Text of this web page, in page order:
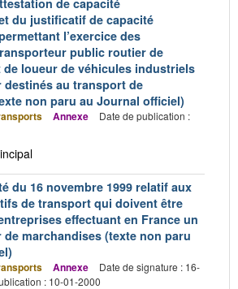
de capacité
du justificatif de capacité
l’exercice des
public routier de
de loueur de véhicules industriels
destinés au transport de
non paru au Journal officiel)
Annexe
Date de publication :
du 16 novembre 1999 relatif aux
de transport qui doivent être
effectuant en France un
marchandises (texte non paru
Annexe
Date de signature : 16-
: 10-01-2000